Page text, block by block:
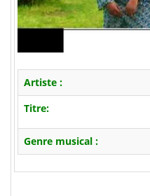
Artiste :
Titre:
Genre musical :